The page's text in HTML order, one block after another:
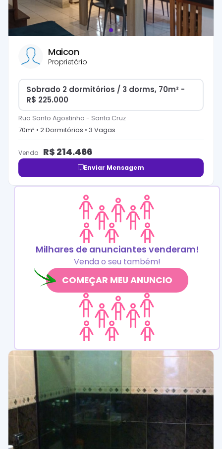
Maicon
Proprietário
Sobrado 2 dormitórios / 3 dorms, 70m² -
R$ 225.000
Rua Santo Agostinho - Santa Cruz
70m² • 2Dormitórios • 3 Vagas
Venda R$ 214.466
Enviar Mensagem
Milhares de anunciantes venderam!
Venda o seu também!
COMEÇAR MEU ANUNCIO